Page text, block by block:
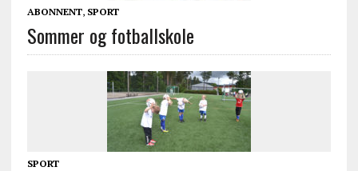
ABONNENT, SPORT
Sommer og fotballskole
SPORT